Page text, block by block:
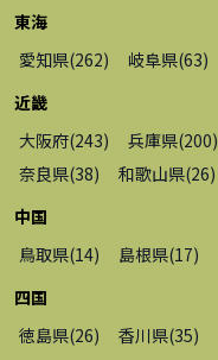
東海
愛知県(262) 岐阜県(63)
近畿
大阪府(243) 兵庫県(200)
奈良県(38) 和歌山県(26)
中国
鳥取県(14) 島根県(17)
四国
徳島県(26) 香川県(35)